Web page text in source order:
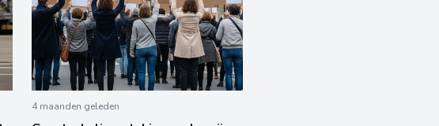
4 maanden geleden